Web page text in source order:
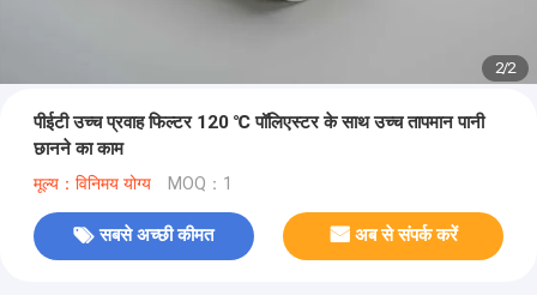
2/2
पीईटी उच्च प्रवाह फिल्टर 120 ℃ पॉलिएस्टर के साथ उच्च तापमान पानी
छानने का काम
मूल्य：विनिमय योग्य MOQ：1
सबसे अच्छी कीमत अब से संपर्क करें